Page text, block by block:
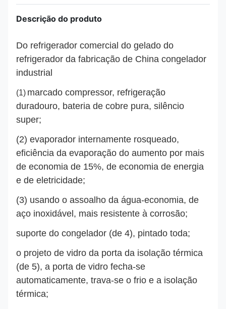
Descrição do produto
Do refrigerador comercial do gelado do
refrigerador da fabricação de China congelador
industrial
(1) marcado compressor, refrigeração
duradouro, bateria de cobre pura, silêncio
super;
(2) evaporador internamente rosqueado,
eficiência da evaporação do aumento por mais
de economia de 15%, de economia de energia
e de eletricidade;
(3) usando o assoalho da água-economia, de
aço inoxidável, mais resistente à corrosão;
suporte do congelador (de 4), pintado toda;
o projeto de vidro da porta da isolação térmica
(de 5), a porta de vidro fecha-se
automaticamente, trava-se o frio e a isolação
térmica;